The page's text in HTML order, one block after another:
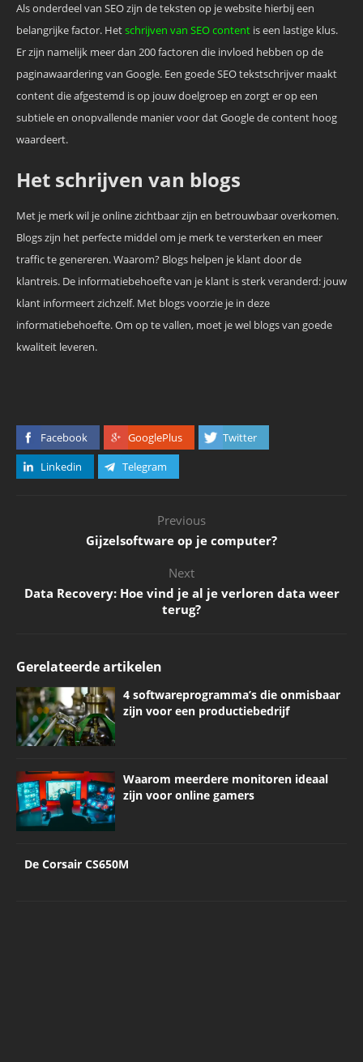
Als onderdeel van SEO zijn de teksten op je website hierbij een
belangrijke factor. Hetschrijven van SEO content is een lastige klus.
Er zijn namelijk meer dan 200 factoren die invloed hebben op de
paginawaardering van Google. Een goede SEO tekstschrijver maakt
content die afgestemd is op jouw doelgroep en zorgt er op een
subtiele en onopvallende manier voor dat Google de content hoog
waardeert.
Het schrijven van blogs
Met je merk wil je online zichtbaar zijn en betrouwbaar overkomen.
Blogs zijn het perfecte middel om je merk te versterken en meer
traffic te genereren. Waarom? Blogs helpen je klant door de
klantreis. De informatiebehoefte van je klant is sterk veranderd: jouw
klant informeert zichzelf. Met blogs voorzie je in deze
informatiebehoefte. Om op te vallen, moet je wel blogs van goede
kwaliteit leveren.
Facebook GooglePlus
Twitter
Linkedin
Telegram
Previous
Gijzelsoftware op je computer?
Next
Data Recovery: Hoe vind je al je verloren data weer
terug?
Gerelateerde artikelen
4 softwareprogramma’s die onmisbaar
zijn voor een productiebedrijf
Waarom meerdere monitoren ideaal
zijn voor online gamers
De Corsair CS650M